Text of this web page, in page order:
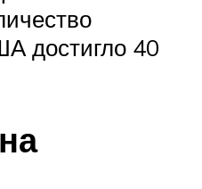
достигло 40